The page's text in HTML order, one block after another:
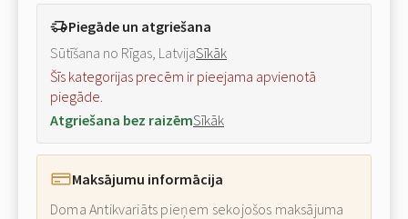
Piegāde un atgriešana
Sūtīšana no Rīgas, LatvijaSīkāk
Šīs kategorijas precēm ir pieejama apvienotā
piegāde.
Atgriešana bez raizēmSīkāk
Maksājumu informācija
Doma Antikvariāts pieņem sekojošos maksājuma